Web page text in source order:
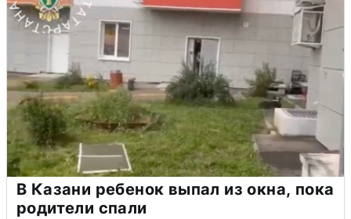
В Казани ребенок выпал из окна, пока
родители спали